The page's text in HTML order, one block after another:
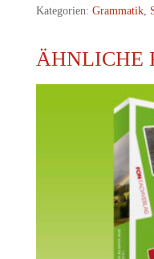
Kategorien: Grammatik,
ÄHNLICHE